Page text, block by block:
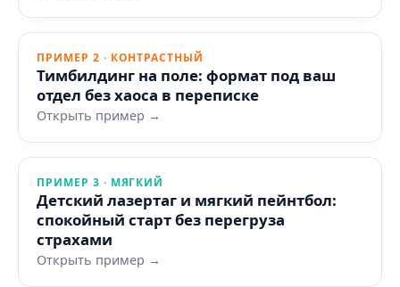
ПРИМЕР 2 · КОНТРАСТНЫЙ
Тимбилдинг на поле: формат под ваш
отдел без хаоса в переписке
Открыть пример →
ПРИМЕР 3 · МЯГКИЙ
Детский лазертаг и мягкий пейнтбол:
спокойный старт без перегруза
страхами
Открыть пример →